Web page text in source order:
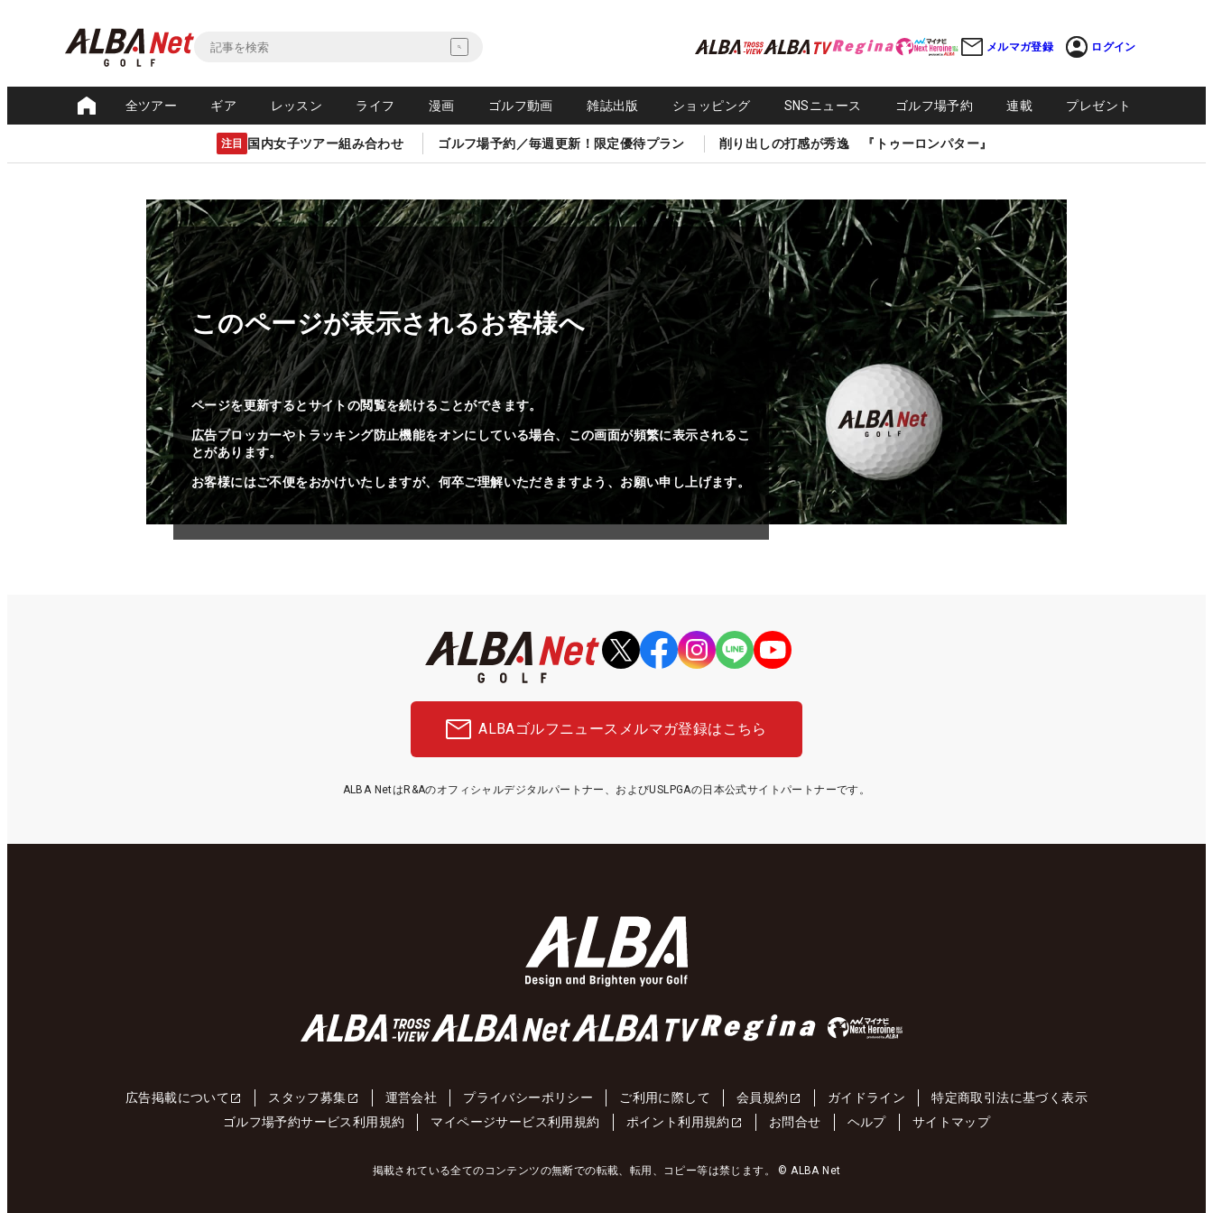
メルマガ登録 ログイン
全ツアー ギア レッスン ライフ 漫画 ゴルフ動画 雑誌出版 ショッピング SNSニュース ゴルフ場予約 連載 プレゼント
注目 国内女子ツアー組み合わせ ゴルフ場予約／毎週更新！限定優待プラン 削り出しの打感が秀逸 『トゥーロンパター』
このページが表示されるお客様へ
ページを更新するとサイトの閲覧を続けることができます。
広告ブロッカーやトラッキング防止機能をオンにしている場合、この画面が頻繁に表示されるこ
とがあります。
お客様にはご不便をおかけいたしますが、何卒ご理解いただきますよう、お願い申し上げます。
ALBAゴルフニュース メルマガ登録はこちら
ALBA NetはR&Aのオフィシャルデジタルパートナー、およびUSLPGAの日本公式サイトパートナーです。
広告掲載について スタッフ募集 運営会社 プライバシーポリシー ご利用に際して 会員規約 ガイドライン
特定商取引法に基づく表示
ゴルフ場予約サービス利用規約
マイページサービス利用規約 ポイント利用規約 お問合せ ヘルプ サイトマップ
掲載されている全てのコンテンツの無断での転載、転用、コピー等は禁じます。 © ALBA Net